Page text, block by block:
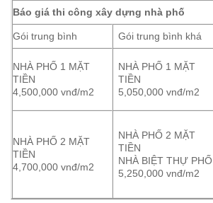
Báo giá thi công xây dựng nhà phố
Gói trung bình Gói trung bình khá
NHÀ PHỐ 1 MẶT
TIỀN
4,500,000 vnđ/m2
NHÀ PHỐ 1 MẶT
TIỀN
5,050,000 vnđ/m2
NHÀ PHỐ 2 MẶT
TIỀN
4,700,000 vnđ/m2
NHÀ PHỐ 2 MẶT
TIỀN
NHÀ BIỆT THỰ PHỐ
5,250,000 vnđ/m2